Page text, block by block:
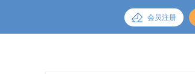
会员注册